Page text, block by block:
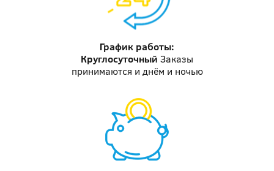
График работы:
Круглосуточный Заказы
принимаются и днём и ночью